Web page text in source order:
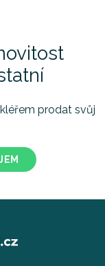
prodat svůj